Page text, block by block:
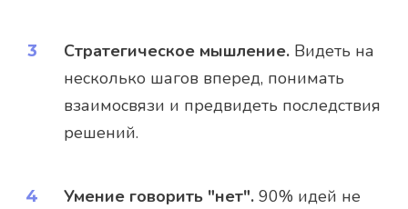
Стратегическое мышление. Видеть на
несколько шагов вперед, понимать
взаимосвязи и предвидеть последствия
решений.
Умение говорить "нет". 90% идей не